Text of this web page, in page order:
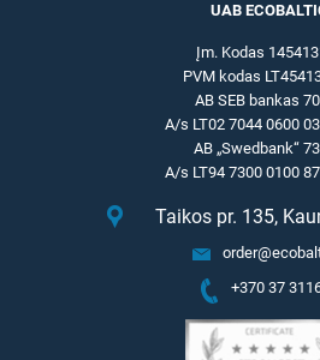
UAB
Įm. Kodas
PVM kodas
AB SEB bankas
A/s LT02 7044 0600
AB „Swedbank“
A/s LT94 7300 0100
Taikos pr. 135,
+370 37